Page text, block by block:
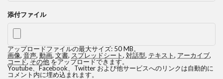
添付ファイル
アップロードファイルの最大サイズ: 50 MB。
画像, 音声, 動画, 文書, スプレッドシート, 対話型, テキスト, アーカイブ,
コード,その他をアップロードできます。
Youtube、Facebook、Twitter および他サービスへのリンクは自動的に
コメント内に埋め込まれます。